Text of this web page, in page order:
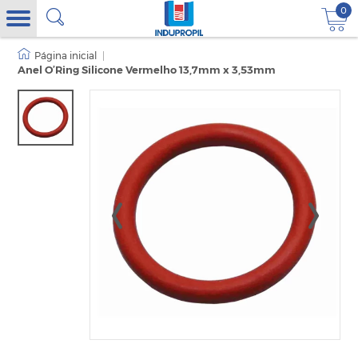
0
Anel O’Ring Silicone Vermelho 13,7mm x 3,53mm